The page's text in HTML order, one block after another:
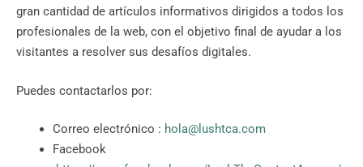
gran cantidad de artículos informativos dirigidos a todos los
profesionales de la web, con el objetivo final de ayudar a los
visitantes a resolver sus desafíos digitales.
Puedes contactarlos por:
Correo electrónico : hola@lushtca.com
Facebook